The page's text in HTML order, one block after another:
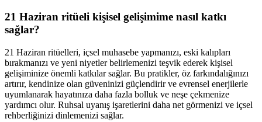
21 Haziran ritüeli kişisel gelişimime nasıl katkı
sağlar?
21 Haziran ritüelleri, içsel muhasebe yapmanızı, eski kalıpları
bırakmanızı ve yeni niyetler belirlemenizi teşvik ederek kişisel
gelişiminize önemli katkılar sağlar. Bu pratikler, öz farkındalığınızı
artırır, kendinize olan güveninizi güçlendirir ve evrensel enerjilerle
uyumlanarak hayatınıza daha fazla bolluk ve neşe çekmenize
yardımcı olur. Ruhsal uyanış işaretlerini daha net görmenizi ve içsel
rehberliğinizi dinlemenizi sağlar.